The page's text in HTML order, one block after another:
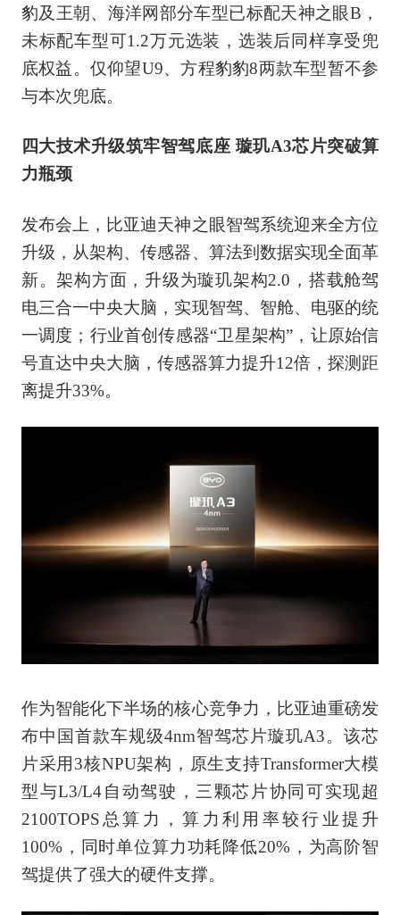
豹及王朝、海洋网部分车型已标配天神之眼B，
未标配车型可1.2万元选装，选装后同样享受兜
底权益。仅仰望U9、方程豹豹8两款车型暂不参
与本次兜底。
四大技术升级筑牢智驾底座 璇玑A3芯片突破算
力瓶颈
发布会上，比亚迪天神之眼智驾系统迎来全方位
升级，从架构、传感器、算法到数据实现全面革
新。架构方面，升级为璇玑架构2.0，搭载舱驾
电三合一中央大脑，实现智驾、智舱、电驱的统
一调度；行业首创传感器“卫星架构”，让原始信
号直达中央大脑，传感器算力提升12倍，探测距
离提升33%。
作为智能化下半场的核心竞争力，比亚迪重磅发
布中国首款车规级4nm智驾芯片璇玑A3。该芯
片采用3核NPU架构，原生支持Transformer大模
型与L3/L4自动驾驶，三颗芯片协同可实现超
2100TOPS总算力，算力利用率较行业提升
100%，同时单位算力功耗降低20%，为高阶智
驾提供了强大的硬件支撑。